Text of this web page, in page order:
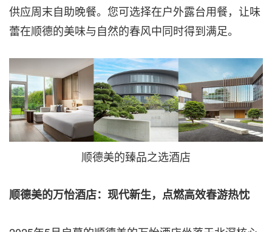
供应周末自助晚餐。您可选择在户外露台用餐，让味
蕾在顺德的美味与自然的春风中同时得到满足。
顺德美的臻品之选酒店
顺德美的万怡酒店：现代新生，点燃高效春游热忱